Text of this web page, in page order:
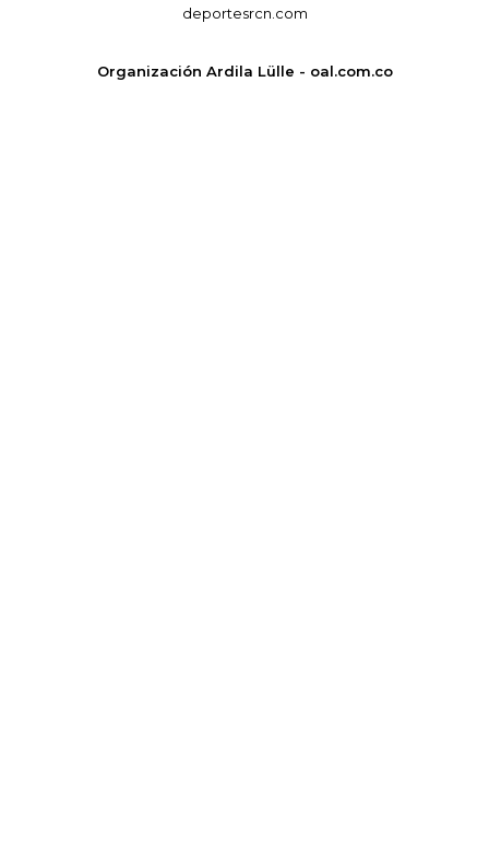
deportesrcn.com
Organización Ardila Lülle - oal.com.co